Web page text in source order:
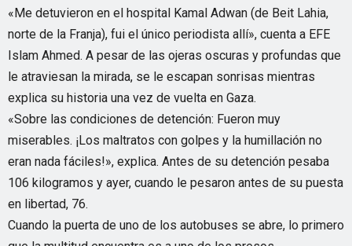
«Me detuvieron en el hospital Kamal Adwan (de Beit Lahia,
norte de la Franja), fui el único periodista allí», cuenta a EFE
Islam Ahmed. A pesar de las ojeras oscuras y profundas que
le atraviesan la mirada, se le escapan sonrisas mientras
explica su historia una vez de vuelta en Gaza.
«Sobre las condiciones de detención: Fueron muy
miserables. ¡Los maltratos con golpes y la humillación no
eran nada fáciles!», explica. Antes de su detención pesaba
106 kilogramos y ayer, cuando le pesaron antes de su puesta
en libertad, 76.
Cuando la puerta de uno de los autobuses se abre, lo primero